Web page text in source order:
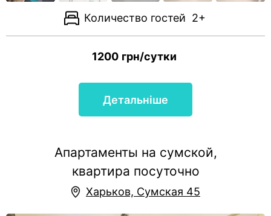
Количество гостей 2+
1200 грн/сутки
Детальніше
Апартаменты на сумской,
квартира посуточно
Харьков, Сумская 45